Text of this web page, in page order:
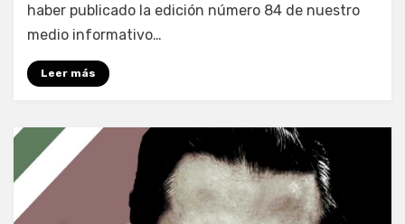
haber publicado la edición número 84 de nuestro
medio informativo…
Leer más